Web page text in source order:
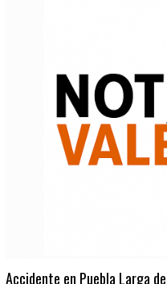
Accidente en Puebla Larga